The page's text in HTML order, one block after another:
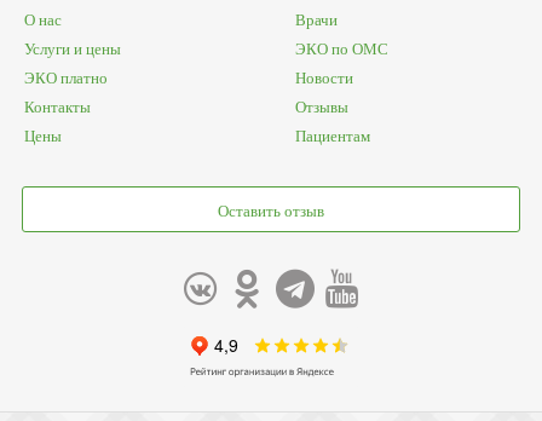
О нас
Врачи
Услуги и цены
ЭКО по ОМС
ЭКО платно
Новости
Контакты
Отзывы
Цены
Пациентам
Оставить отзыв